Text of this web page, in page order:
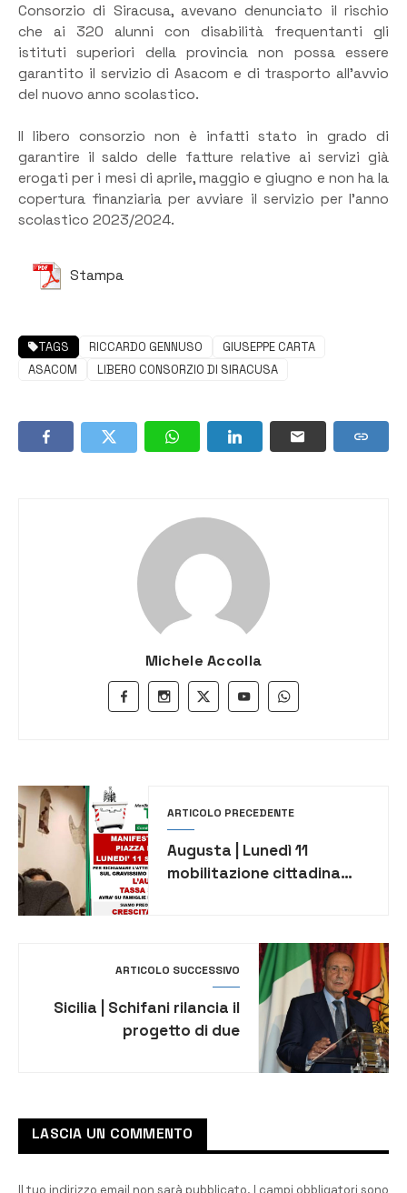
Consorzio di Siracusa, avevano denunciato il rischio
che ai 320 alunni con disabilità frequentanti gli
istituti superiori della provincia non possa essere
garantito il servizio di Asacom e di trasporto all’avvio
del nuovo anno scolastico.
Il libero consorzio non è infatti stato in grado di
garantire il saldo delle fatture relative ai servizi già
erogati per i mesi di aprile, maggio e giugno e non ha la
copertura finanziaria per avviare il servizio per l’anno
scolastico 2023/2024.
Stampa
TAGS RICCARDO GENNUSO
GIUSEPPE CARTA
ASACOM
LIBERO CONSORZIO DI SIRACUSA
Michele Accolla
ARTICOLO PRECEDENTE
Augusta | Lunedì 11
mobilitazione cittadina
ARTICOLO SUCCESSIVO
Sicilia | Schifani rilancia il
progetto di due
LASCIA UN COMMENTO
Il tuo indirizzo email non sarà pubblicato. I campi obbligatori sono